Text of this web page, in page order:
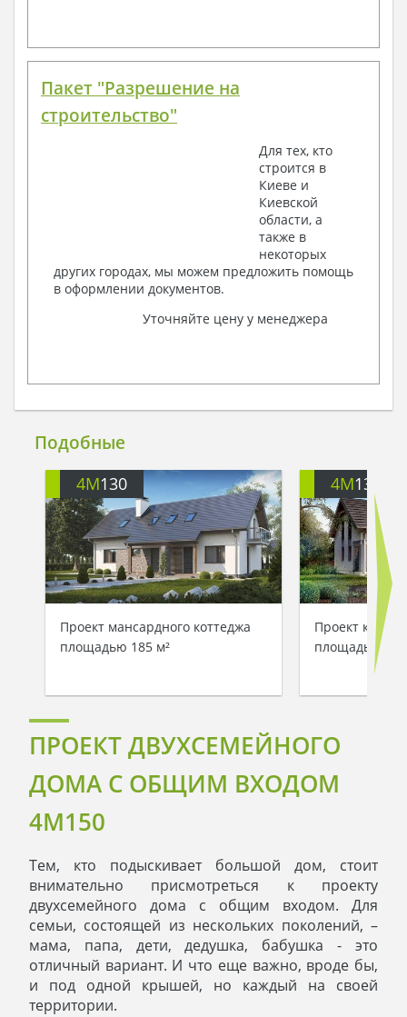
Пакет "Разрешение на
строительство"
Для тех, кто
строится в
Киеве и
Киевской
области, а
также в
некоторых
других городах, мы можем предложить помощь
в оформлении документов.
Уточняйте цену у менеджера
Подобные
4M130
Проект мансардного коттеджа
площадью 185 м²
4M136
Проект
площадью
ПРОЕКТ ДВУХСЕМЕЙНОГО
ДОМА С ОБЩИМ ВХОДОМ
4M150
Тем, кто подыскивает большой дом, стоит
внимательно присмотреться к проекту
двухсемейного дома с общим входом. Для
семьи, состоящей из нескольких поколений, –
мама, папа, дети, дедушка, бабушка - это
отличный вариант. И что еще важно, вроде бы,
и под одной крышей, но каждый на своей
территории.